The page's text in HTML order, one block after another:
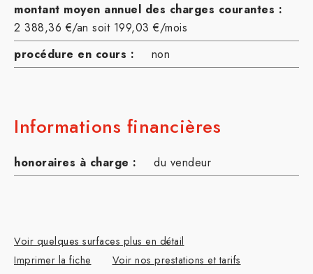
montant moyen annuel des charges courantes :
2 388,36 €/an soit 199,03 €/mois
procédure en cours :
non
Informations financières
honoraires à charge : du vendeur
Voir quelques surfaces plus en détail
Imprimer la fiche
Voir nos prestations et tarifs